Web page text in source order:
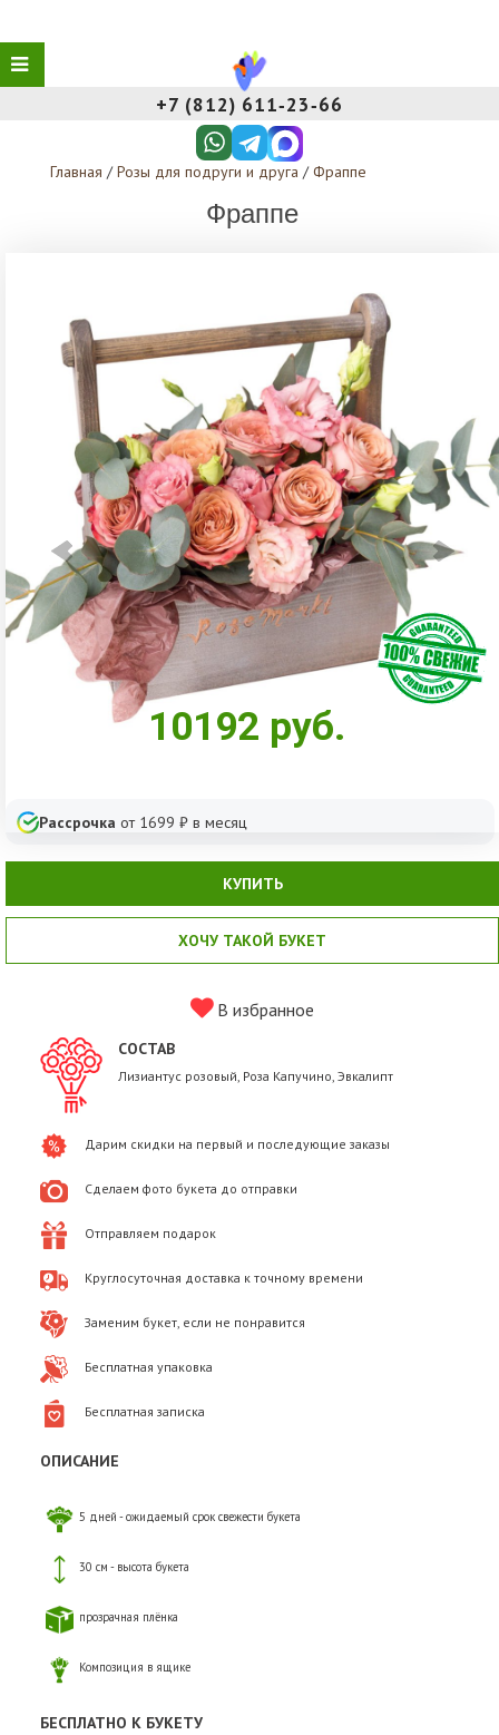
+7 (812) 611‑23‑66
Главная / Розы для подруги и друга / Фраппе
Фраппе
10192 руб.
Рассрочка от 1699 ₽ в месяц
КУПИТЬ
ХОЧУ ТАКОЙ БУКЕТ
В избранное
СОСТАВ
Лизиантус розовый, Роза Капучино, Эвкалипт
Дарим скидки на первый и последующие заказы
Сделаем фото букета до отправки
Отправляем подарок
Круглосуточная доставка к точному времени
Заменим букет, если не понравится
Бесплатная упаковка
Бесплатная записка
ОПИСАНИЕ
5 дней - ожидаемый срок свежести букета
30 см - высота букета
прозрачная плёнка
Композиция в ящике
БЕСПЛАТНО К БУКЕТУ